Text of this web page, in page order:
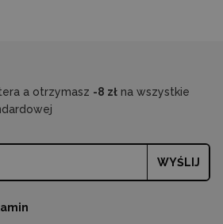
a otrzymasz -8 zł na wszystkie
WYŚLIJ